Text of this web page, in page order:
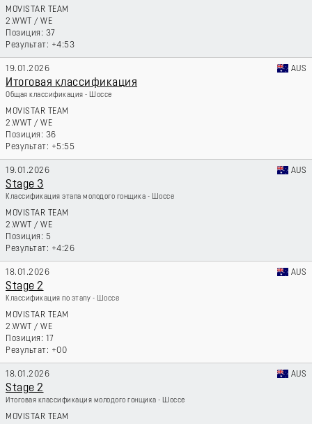
MOVISTAR TEAM
2.WWT / WE
37
+4:53
19.01.2026 AUS
Итоговая классификация
Общая классификация - Шоссе
MOVISTAR TEAM
2.WWT / WE
36
+5:55
19.01.2026 AUS
Stage 3
Классификация этапа молодого гонщика - Шоссе
MOVISTAR TEAM
2.WWT / WE
5
+4:26
18.01.2026 AUS
Stage 2
Классификация по этапу - Шоссе
MOVISTAR TEAM
2.WWT / WE
17
+00
18.01.2026 AUS
Stage 2
Итоговая классификация молодого гонщика - Шоссе
MOVISTAR TEAM